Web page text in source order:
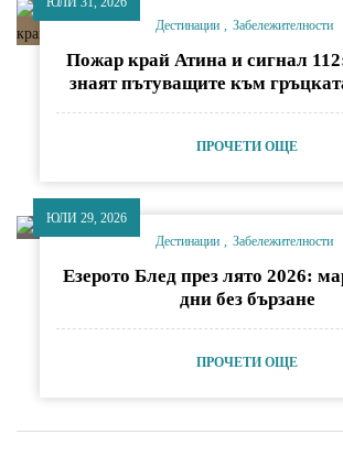
Дестинации
Забележителности
Пожар край Атина и сигнал
знаят пътуващите към
ПРОЧЕТИ ОЩЕ
ЮЛИ 29, 2026
Дестинации
Забележителности
Езерото Блед през лято 2026:
дни без бързане
ПРОЧЕТИ ОЩЕ